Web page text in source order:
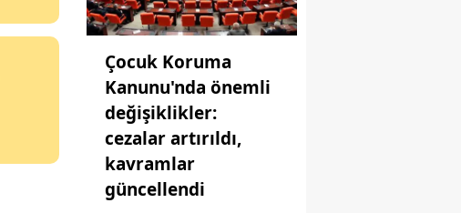
Çocuk Koruma
Kanunu'nda önemli
değişiklikler:
cezalar artırıldı,
kavramlar
güncellendi